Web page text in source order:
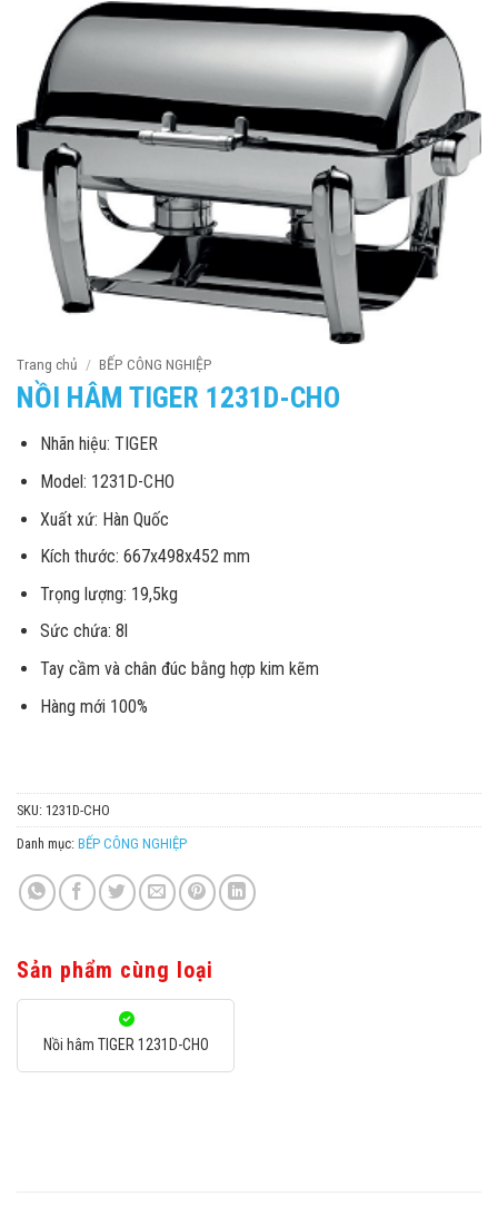
Trang chủ / BẾP CÔNG NGHIỆP
NỒI HÂM TIGER 1231D-CHO
Nhãn hiệu: TIGER
Model: 1231D-CHO
Xuất xứ: Hàn Quốc
Kích thước: 667x498x452 mm
Trọng lượng: 19,5kg
Sức chứa: 8l
Tay cầm và chân đúc bằng hợp kim kẽm
Hàng mới 100%
SKU: 1231D-CHO
Danh mục: BẾP CÔNG NGHIỆP
Sản phẩm cùng loại
Nồi hâm TIGER 1231D-CHO